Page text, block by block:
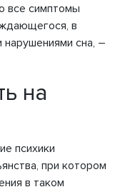
все симптомы
в
нарушениями сна, –
на
психики
при котором
в таком